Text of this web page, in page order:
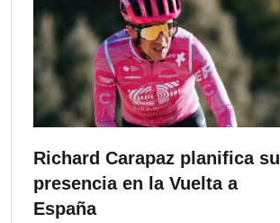
Richard Carapaz planifica su
presencia en la Vuelta a
España